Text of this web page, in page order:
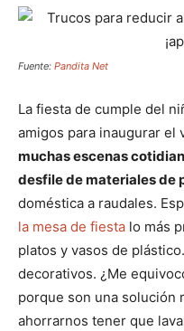
Fuente: Pandita Net
La fiesta de cumple del
amigos para inaugurar el
muchas escenas
desfile de materiales de
doméstica a raudales.
la mesa de fiesta lo más
platos y vasos de
decorativos. ¿Me
porque son una solución
ahorrarnos tener que